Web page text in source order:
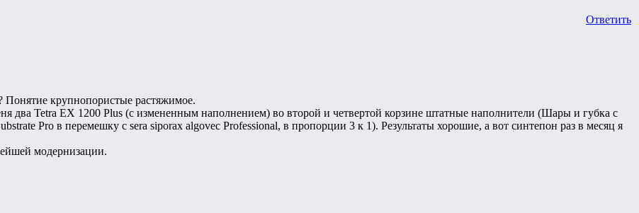
Ответить
Понятие крупнопористые растяжимое.
два Tetra EX 1200 Plus (с измененным наполнением) во второй и четвертой корзине штатные наполнители (Шары и губка с
Pro в перемешку с sera siporax algovec Professional, в пропорции 3 к 1). Результаты хорошие, а вот синтепон раз в месяц я
модернизации.